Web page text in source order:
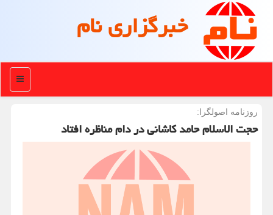
خبرگزاری نام
منو
روزنامه اصولگرا:
حجت الاسلام حامد کاشانی در دام مناظره افتاد